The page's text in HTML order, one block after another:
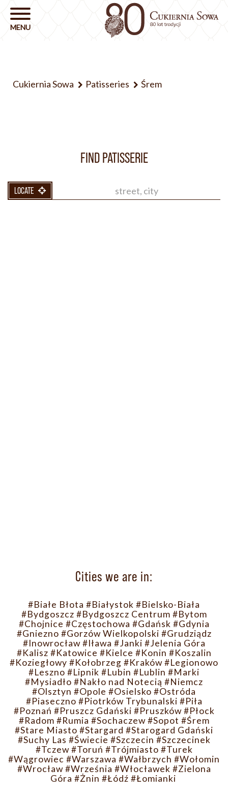
Cukiernia Sowa Patisseries Śrem
FIND PATISSERIE
LOCATE
Cities we are in:
#Białe Błota #Białystok #Bielsko-Biała
#Bydgoszcz #Bydgoszcz Centrum #Bytom
#Chojnice #Częstochowa #Gdańsk #Gdynia
#Gniezno #Gorzów Wielkopolski #Grudziądz
#Inowrocław #Iława #Janki #Jelenia Góra
#Kalisz #Katowice #Kielce #Konin #Koszalin
#Koziegłowy #Kołobrzeg #Kraków#Legionowo
#Leszno #Lipnik #Lubin #Lublin #Marki
#Mysiadło #Nakło nad Notecią #Niemcz
#Olsztyn #Opole #Osielsko #Ostróda
#Piaseczno #Piotrków Trybunalski #Piła
#Poznań #Pruszcz Gdański #Pruszków #Płock
#Radom #Rumia #Sochaczew #Sopot #Śrem
#Stare Miasto #Stargard #Starogard Gdański
#Suchy Las #Świecie #Szczecin #Szczecinek
#Tczew #Toruń #Trójmiasto #Turek
#Wągrowiec #Warszawa #Wałbrzych #Wołomin
#Wrocław #Września #Włocławek #Zielona
Góra #Żnin #Łódź #Łomianki